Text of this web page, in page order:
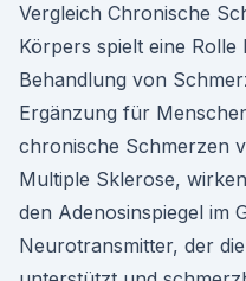
Vergleich Chronische
Körpers spielt eine
Behandlung von
Ergänzung für
chronische Schmerzen
Multiple Sklerose,
den Adenosinspiegel im
Neurotransmitter, der